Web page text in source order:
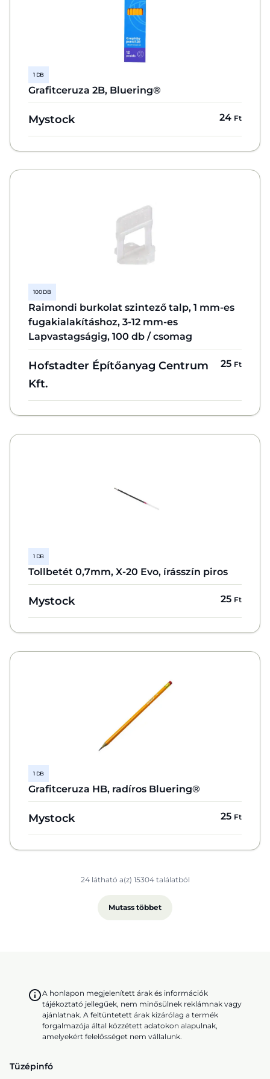
1 DB
Grafitceruza 2B, Bluering®
Mystock 24 Ft
100 DB
Raimondi burkolat szintező talp, 1 mm-es
fugakialakításhoz, 3-12 mm-es
Lapvastagságig, 100 db / csomag
Hofstadter Építőanyag Centrum
Kft.
25 Ft
1 DB
Tollbetét 0,7mm, X-20 Evo, írásszín piros
Mystock 25 Ft
1 DB
Grafitceruza HB, radíros Bluering®
Mystock 25 Ft
24 látható a(z) 15304 találatból
Mutass többet
A honlapon megjelenített árak és információk
tájékoztató jellegűek, nem minősülnek reklámnak vagy
ajánlatnak. A feltüntetett árak kizárólag a termék
forgalmazója által közzétett adatokon alapulnak,
amelyekért felelősséget nem vállalunk.
Tüzépinfó